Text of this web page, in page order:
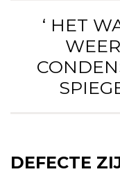
‘ HET
DEFECTE